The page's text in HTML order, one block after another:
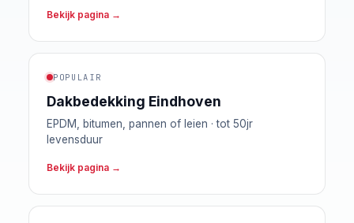
Bekijk pagina →
POPULAIR
Dakbedekking Eindhoven
EPDM, bitumen, pannen of leien · tot 50jr
levensduur
Bekijk pagina →